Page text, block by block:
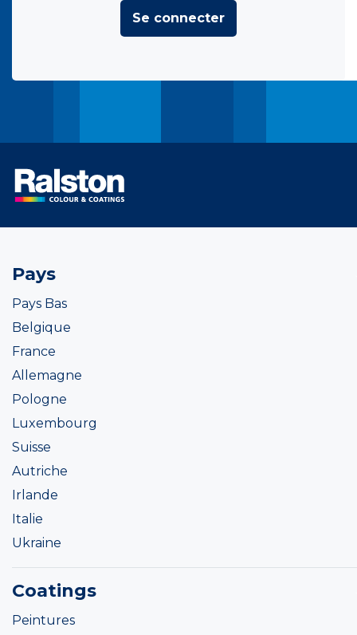
Se connecter
Pays
Pays Bas
Belgique
France
Allemagne
Pologne
Luxembourg
Suisse
Autriche
Irlande
Italie
Ukraine
Coatings
Peintures